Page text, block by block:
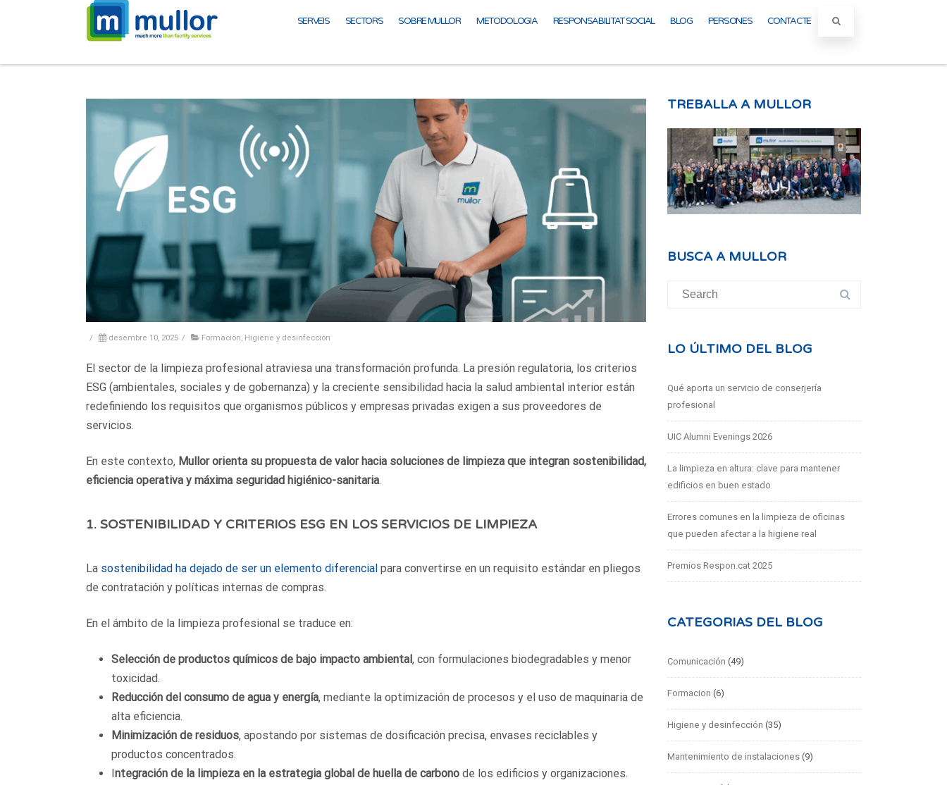
SERVEIS SECTORS SOBRE MULLOR METODOLOGIA RESPONSABILITAT SOCIAL BLOG PERSONES CONTACTE
/ desembre 10, 2025 / Formacion, Higiene y desinfección
El sector de la limpieza profesional atraviesa una transformación profunda. La presión regulatoria, los criterios
ESG (ambientales, sociales y de gobernanza) y la creciente sensibilidad hacia la salud ambiental interior están
redefiniendo los requisitos que organismos públicos y empresas privadas exigen a sus proveedores de
servicios.
En este contexto, Mullor orienta su propuesta de valor hacia soluciones de limpieza que integran sostenibilidad,
eficiencia operativa y máxima seguridad higiénico-sanitaria.
1. SOSTENIBILIDAD Y CRITERIOS ESG EN LOS SERVICIOS DE LIMPIEZA
La sostenibilidad ha dejado de ser un elemento diferencial para convertirse en un requisito estándar en pliegos
de contratación y políticas internas de compras.
En el ámbito de la limpieza profesional se traduce en:
Selección de productos químicos de bajo impacto ambiental , con formulaciones biodegradables y menor
toxicidad.
Reducción del consumo de agua y energía, mediante la optimización de procesos y el uso de maquinaria de
alta eficiencia.
Minimización de residuos, apostando por sistemas de dosificación precisa, envases reciclables y
productos concentrados.
ntegración de la limpieza en la estrategia global de huella de carbono de los edificios y organizaciones.
TREBALLA A MULLOR
BUSCA A MULLOR
for:
LO ÚLTIMO DEL BLOG
Qué aporta un servicio de conserjería
profesional
UIC Alumni Evenings 2026
La limpieza en altura: clave para mantener
edificios en buen estado
Errores comunes en la limpieza de oficinas
que pueden afectar a la higiene real
Premios Respon.cat 2025
CATEGORIAS DEL BLOG
Comunicación (49)
Formacion (6)
Higiene y desinfección (35)
Mantenimiento de instalaciones (9)